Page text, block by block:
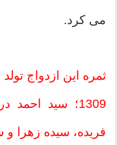
می کرد.
ثمره اين ازدواج
فريده‌،‌ سيده زهرا و